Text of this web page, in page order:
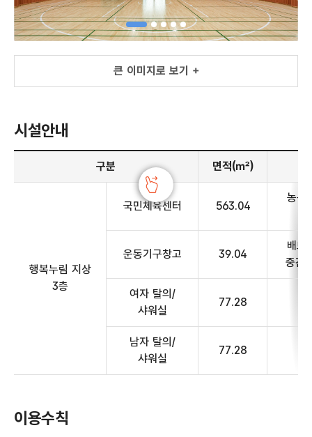
큰 이미지로 보기 +
큰 이미지로 보기 +
시설안내
시설 안내 - 구분, 면적, 주요시설, 비고 정보 제공
구분
면적(㎡)
행복누림 지상
3층
국민체육센터 563.04
농구
운동기구창고 39.04
배드
중간
여자 탈의/
샤워실
77.28
남자 탈의/
샤워실
77.28
이용수칙